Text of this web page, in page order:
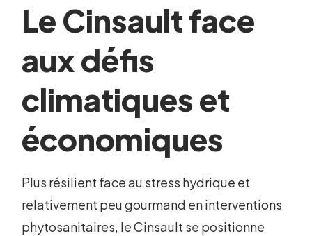
Le Cinsault face
aux défis
climatiques et
économiques
Plus résilient face au stress hydrique et
relativement peu gourmand en interventions
phytosanitaires, le Cinsault se positionne